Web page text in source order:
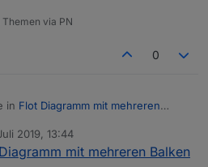
via PN
0
in Flot Diagramm mit mehreren
2019, 13:44
mit mehreren Balken